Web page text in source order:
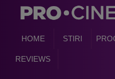
HOME STIRI
REVIEWS